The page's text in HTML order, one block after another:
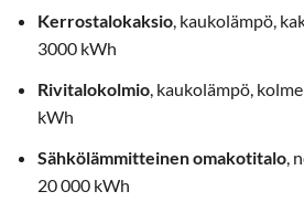
Kerrostalokaksio, kaukolämpö,
3000 kWh
Rivitalokolmio, kaukolämpö,
kWh
Sähkölämmitteinen omakotitalo,
20 000 kWh